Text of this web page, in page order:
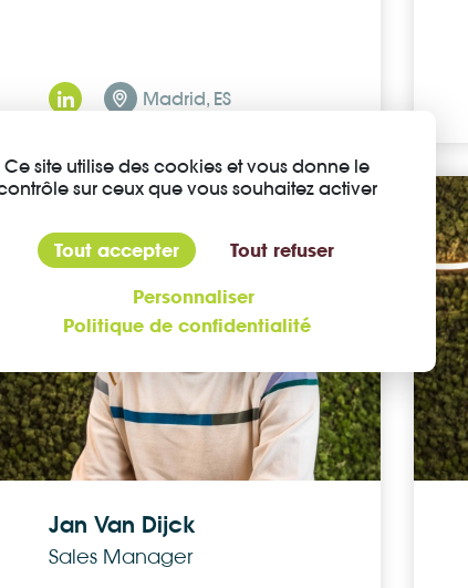
Madrid, ES
Jan Van Dijck
Sales Manager
Ce site utilise des cookies et vous donne le
sur ceux que vous souhaitez activer
Tout accepter Tout refuser
Personnaliser
Politique de confidentialité